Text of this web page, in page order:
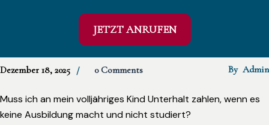
JETZT ANRUFEN
Dezember 18, 2025 0 Comments By Admin
Muss ich an mein volljähriges Kind Unterhalt zahlen, wenn es
keine Ausbildung macht und nicht studiert?